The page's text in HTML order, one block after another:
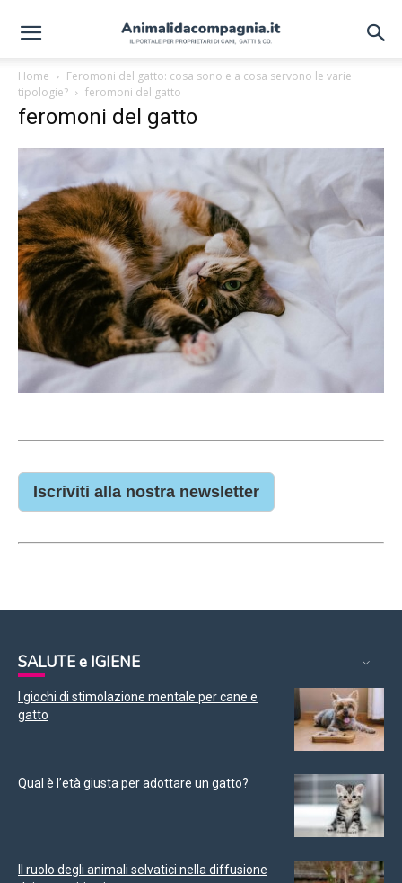
Home
Feromoni del gatto: cosa sono e a cosa servono le varie
tipologie?
feromoni del gatto
feromoni del gatto
Iscriviti alla nostra newsletter
SALUTE e IGIENE
I giochi di stimolazione mentale per cane e
gatto
Qual è l’età giusta per adottare un gatto?
Il ruolo degli animali selvatici nella diffusione